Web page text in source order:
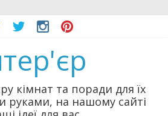
кімнат та поради для їх
руками, на нашому сайті